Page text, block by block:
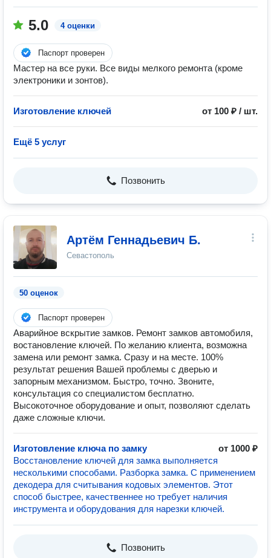
5.0 4 оценки
Паспорт проверен
Мастер на все руки. Все виды мелкого ремонта (кроме
электроники и зонтов).
Изготовление ключей от 100 ₽ / шт.
Ещё 5 услуг
Позвонить
Артём Геннадьевич Б.
Севастополь
50 оценок
Паспорт проверен
Аварийное вскрытие замков. Ремонт замков автомобиля,
востановление ключей. По желанию клиента, возможна
замена или ремонт замка. Сразу и на месте. 100%
результат решения Вашей проблемы с дверью и
запорным механизмом. Быстро, точно. Звоните,
консультация со специалистом бесплатно.
Высокоточное оборудование и опыт, позволяют сделать
даже сложные ключи.
Изготовление ключа по замку
от 1000 ₽
Восстановление ключей для замка выполняется
несколькими способами. Разборка замка. С применением
декодера для считывания кодовых элементов. Этот
способ быстрее, качественнее но требует наличия
инструмента и оборудования для нарезки ключей.
Позвонить